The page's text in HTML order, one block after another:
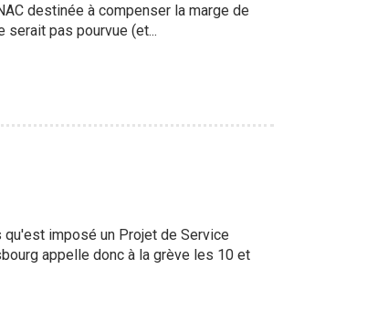
destinée à compenser la marge de
serait pas pourvue (et...
imposé un Projet de Service
appelle donc à la grève les 10 et